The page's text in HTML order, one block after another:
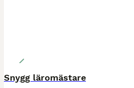
Snygg läromästare